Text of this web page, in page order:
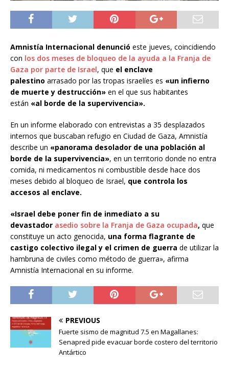
Amnistía Internacional denunció este jueves, coincidiendo
con los dos meses de bloqueo de la ayuda a la Franja de
Gaza por parte de Israel, que el enclave
palestino arrasado por las tropas israelíes es «un infierno
de muerte y destrucción» en el que sus habitantes
están «al borde de la supervivencia».
En un informe elaborado con entrevistas a 35 desplazados
internos que buscaban refugio en Ciudad de Gaza, Amnistía
describe un «panorama desolador de una población al
borde de la supervivencia», en un territorio donde no entra
comida, ni medicamentos ni combustible desde hace dos
meses debido al bloqueo de Israel, que controla los
accesos al enclave.
«Israel debe poner fin de inmediato a su
devastador asedio sobre la Franja de Gaza ocupada, que
constituye un acto genocida, una forma flagrante de
castigo colectivo ilegal y el crimen de guerra de utilizar la
hambruna de civiles como método de guerra», afirma
Amnistía Internacional en su informe.
PREVIOUS
Fuerte sismo de magnitud 7.5 en Magallanes:
Senapred pide evacuar borde costero del territorio
Antártico